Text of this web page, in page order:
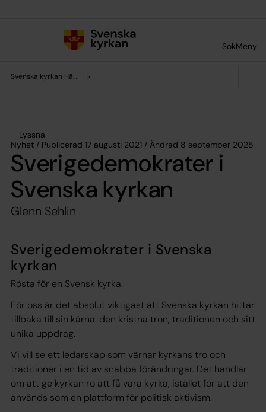
SökMeny
Svenska kyrkan Härnösand
Lyssna
Nyhet / Publicerad 17 augusti 2021 / Ändrad 8 september 2025
Sverigedemokrater i
Svenska kyrkan
Glenn Sehlin
Sverigedemokrater i Svenska
kyrkan
Rösta för en Svensk kyrka.
För oss är det absolut viktigast att Svenska kyrkan hittar
tillbaka till sin kärna: den kristna tron, traditionen och sitt
unika uppdrag.
Vi vill se ett ledarskap som värnar kyrkans tro och
traditioner i en tid av snabba förändringar. Det handlar
om att ge kyrkan ro att få vara kyrka, istället för att den
används som en plattform för politisk aktivism.